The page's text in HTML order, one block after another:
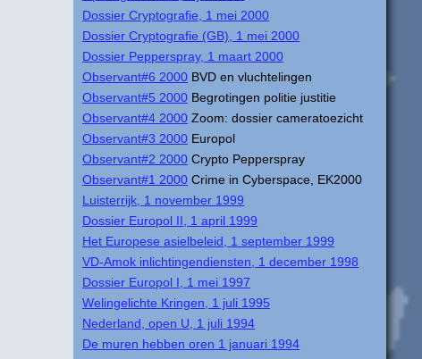
Dossier Cryptografie, 1 mei 2000
Dossier Cryptografie (GB), 1 mei 2000
Dossier Pepperspray, 1 maart 2000
Observant#6 2000 BVD en vluchtelingen
Observant#5 2000 Begrotingen politie justitie
Observant#4 2000 Zoom: dossier cameratoezicht
Observant#3 2000 Europol
Observant#2 2000 Crypto Pepperspray
Observant#1 2000 Crime in Cyberspace, EK2000
Luisterrijk, 1 november 1999
Dossier Europol II, 1 april 1999
Het Europese asielbeleid, 1 september 1999
VD-Amok inlichtingendiensten, 1 december 1998
Dossier Europol I, 1 mei 1997
Welingelichte Kringen, 1 juli 1995
Nederland, open U, 1 juli 1994
De muren hebben oren 1 januari 1994